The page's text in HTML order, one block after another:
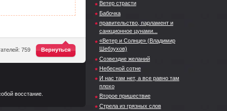
Вернуться
759
восстание.
Ветер страсти
Бабочка
правительство, парламент и
санкционное цунами...
«Ветер и Солнце» (Владимир
Шебзухов)
Созвездие желаний
Небесной сотне
И нас там нет, а все равно там
плохо
Второе пришествие
Стрела из грязных слов